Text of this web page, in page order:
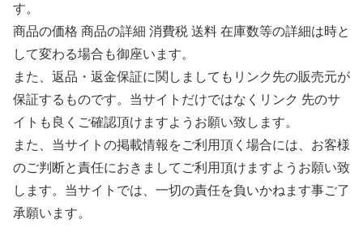
す。
商品の価格 商品の詳細 消費税 送料 在庫数等の詳細は時と
して変わる場合も御座います。
また、返品・返金保証に関しましてもリンク先の販売元が
保証するものです。当サイトだけではなくリンク 先のサ
イトも良くご確認頂けますようお願い致します。
また、当サイトの掲載情報をご利用頂く場合には、お客様
のご判断と責任におきましてご利用頂けますようお願い致
します。当サイトでは、一切の責任を負いかねます事ご了
承願います。